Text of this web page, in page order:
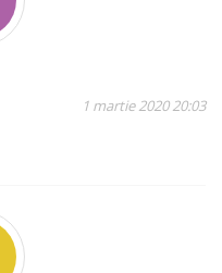
1 martie 2020 20:03